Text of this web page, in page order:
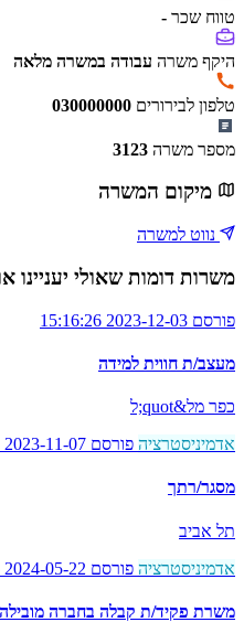
טווח שכר -
היקף משרה עבודה במשרה מלאה
טלפון לבירורים 030000000
מספר משרה 3123
מיקום המשרה
נווט למשרה
משרות דומות שאולי יעניינו
פורסם 2023-12-03 15:16:26
מעצב/ת חווית למידה
כפר מל&quot;ל
אדמיניסטרציה פורסם 2023-11-07 13:54:42
מסגר/רתך
תל אביב
אדמיניסטרציה פורסם 2024-05-22 11:14:25
משרת פקיד/ת קבלה בחברה מובילה